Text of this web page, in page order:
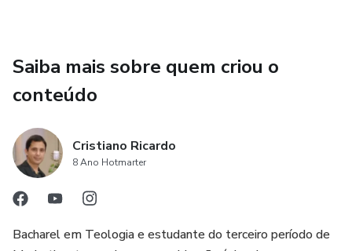
Saiba mais sobre quem criou o
conteúdo
Cristiano Ricardo
8 Ano Hotmarter
Bacharel em Teologia e estudante do terceiro período de